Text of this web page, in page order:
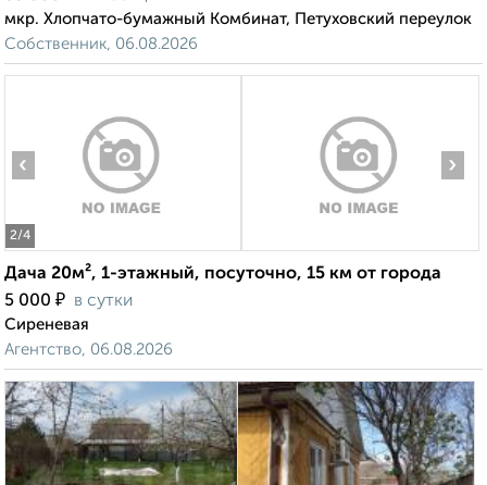
мкр. Хлопчато-бумажный Комбинат, Петуховский переулок
Собственник, 06.08.2026
2/4
‹ ›
Дача 20м², 1-этажный, посуточно, 15 км от города
5 000 ₽ в сутки
Сиреневая
Агентство, 06.08.2026